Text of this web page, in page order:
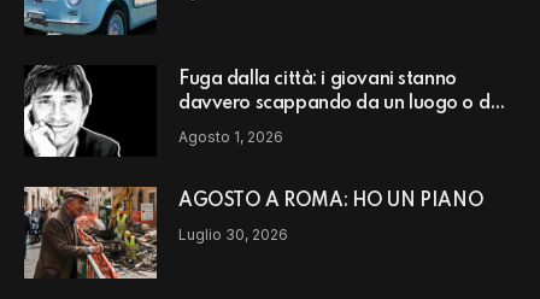
Fuga dalla città: i giovani stanno
davvero scappando da un luogo o da
un modello di vita?
Agosto 1, 2026
AGOSTO A ROMA: HO UN PIANO
Luglio 30, 2026